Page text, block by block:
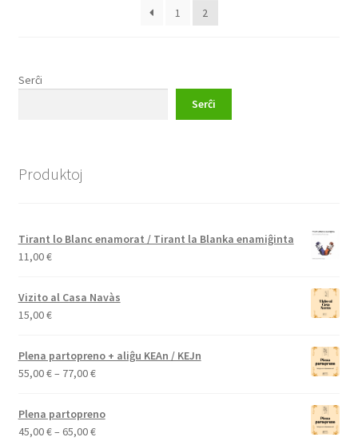
1 2
Serĉi
Serĉi
Produktoj
Tirant lo Blanc enamorat / Tirant la Blanka enamiĝinta
11,00€
Vizito al Casa Navàs
15,00€
Plena partopreno + aliĝu KEAn / KEJn
55,00€– 77,00€Price
through
Plena partopreno
45,00€– 65,00€Price